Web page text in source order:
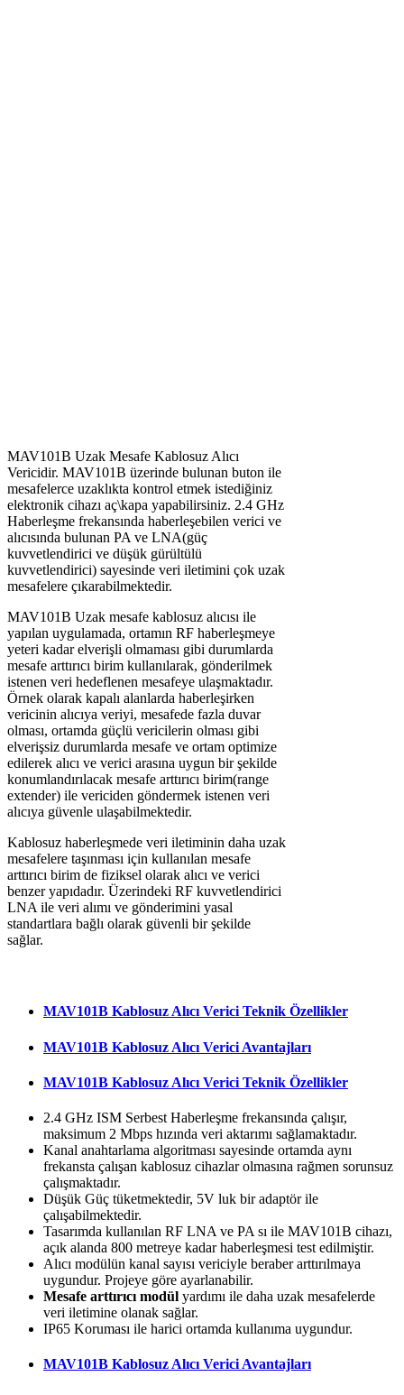
MAV101B Uzak Mesafe Kablosuz Alıcı
Vericidir. MAV101B üzerinde bulunan buton ile
mesafelerce uzaklıkta kontrol etmek istediğiniz
elektronik cihazı aç\kapa yapabilirsiniz. 2.4 GHz
Haberleşme frekansında haberleşebilen verici ve
alıcısında bulunan PA ve LNA(güç
kuvvetlendirici ve düşük gürültülü
kuvvetlendirici) sayesinde veri iletimini çok uzak
mesafelere çıkarabilmektedir.
MAV101B Uzak mesafe kablosuz alıcısı ile
yapılan uygulamada, ortamın RF haberleşmeye
yeteri kadar elverişli olmaması gibi durumlarda
mesafe arttırıcı birim kullanılarak, gönderilmek
istenen veri hedeflenen mesafeye ulaşmaktadır.
Örnek olarak kapalı alanlarda haberleşirken
vericinin alıcıya veriyi, mesafede fazla duvar
olması, ortamda güçlü vericilerin olması gibi
elverişsiz durumlarda mesafe ve ortam optimize
edilerek alıcı ve verici arasına uygun bir şekilde
konumlandırılacak mesafe arttırıcı birim(range
extender) ile vericiden göndermek istenen veri
alıcıya güvenle ulaşabilmektedir.
Kablosuz haberleşmede veri iletiminin daha uzak
mesafelere taşınması için kullanılan mesafe
arttırıcı birim de fiziksel olarak alıcı ve verici
benzer yapıdadır. Üzerindeki RF kuvvetlendirici
LNA ile veri alımı ve gönderimini yasal
standartlara bağlı olarak güvenli bir şekilde
sağlar.
MAV101B Kablosuz Alıcı Verici Teknik Özellikler
MAV101B Kablosuz Alıcı Verici Avantajları
MAV101B Kablosuz Alıcı Verici Teknik Özellikler
2.4 GHz ISM Serbest Haberleşme frekansında çalışır,
maksimum 2 Mbps hızında veri aktarımı sağlamaktadır.
Kanal anahtarlama algoritması sayesinde ortamda aynı
frekansta çalışan kablosuz cihazlar olmasına rağmen sorunsuz
çalışmaktadır.
Düşük Güç tüketmektedir, 5V luk bir adaptör ile
çalışabilmektedir.
Tasarımda kullanılan RF LNA ve PA sı ile MAV101B cihazı,
açık alanda 800 metreye kadar haberleşmesi test edilmiştir.
Alıcı modülün kanal sayısı vericiyle beraber arttırılmaya
uygundur. Projeye göre ayarlanabilir.
Mesafe arttırıcı modül yardımı ile daha uzak mesafelerde
veri iletimine olanak sağlar.
IP65 Koruması ile harici ortamda kullanıma uygundur.
MAV101B Kablosuz Alıcı Verici Avantajları